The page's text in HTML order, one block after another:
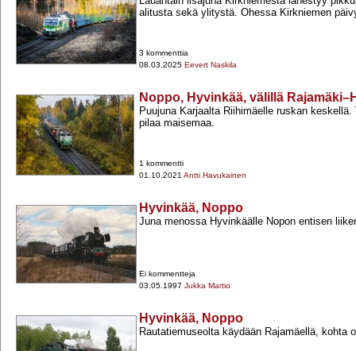
alitusta sekä ylitystä. Ohessa Kirkniemen
3 kommenttia
08.03.2025 Eevert Naskila
Noppo, Hyvinkää, välillä
Puujuna Karjaalta Riihimäelle ruskan
pilaa maisemaa.
1 kommentti
01.10.2021 Antti Havukainen
Hyvinkää, Noppo
Juna menossa Hyvinkäälle Nopon entisen
Ei kommentteja
03.05.1997 Jukka Martio
Hyvinkää, Noppo
Rautatiemuseolta käydään Rajamäellä, kohta